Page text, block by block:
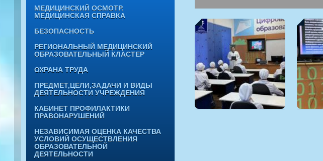
МЕДИЦИНСКИЙ ОСМОТР.
МЕДИЦИНСКАЯ СПРАВКА
БЕЗОПАСНОСТЬ
РЕГИОНАЛЬНЫЙ МЕДИЦИНСКИЙ
ОБРАЗОВАТЕЛЬНЫЙ КЛАСТЕР
ОХРАНА ТРУДА
ПРЕДМЕТ,ЦЕЛИ,ЗАДАЧИ И ВИДЫ
ДЕЯТЕЛЬНОСТИ УЧРЕЖДЕНИЯ
КАБИНЕТ ПРОФИЛАКТИКИ
ПРАВОНАРУШЕНИЙ
НЕЗАВИСИМАЯ ОЦЕНКА КАЧЕСТВА
УСЛОВИЙ ОСУЩЕСТВЛЕНИЯ
ОБРАЗОВАТЕЛЬНОЙ
ДЕЯТЕЛЬНОСТИ